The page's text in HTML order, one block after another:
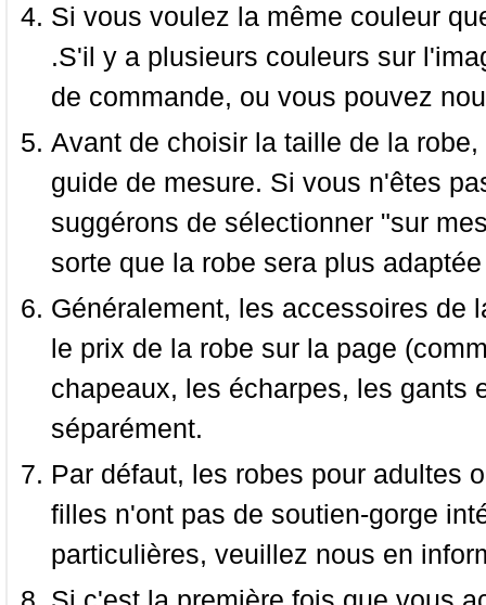
Si vous voulez la même couleur
.S'il y a plusieurs couleurs sur
de commande, ou vous pouvez
Avant de choisir la taille de la
guide de mesure. Si vous n'êtes
suggérons de sélectionner "sur
sorte que la robe sera plus
Généralement, les accessoires de
le prix de la robe sur la page
chapeaux, les écharpes, les gants
séparément.
Par défaut, les robes pour adultes
filles n'ont pas de soutien-gorge
particulières, veuillez nous en